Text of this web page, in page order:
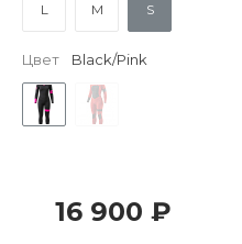
L M S
Цвет Black/Pink
16 900 ₽